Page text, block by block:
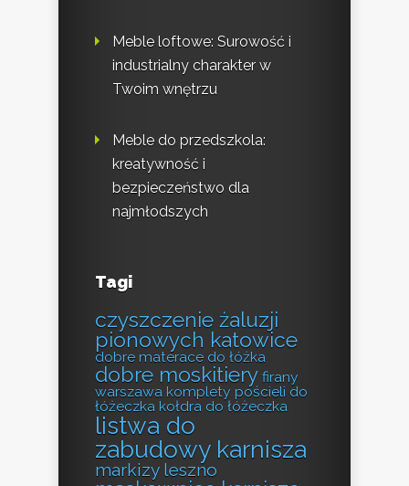
Meble loftowe: Surowość i
industrialny charakter w
Twoim wnętrzu
Meble do przedszkola:
kreatywność i
bezpieczeństwo dla
najmłodszych
Tagi
czyszczenie żaluzji
pionowych katowice
dobre materace do łóżka
dobre moskitiery firany
warszawa komplety pościeli do
łóżeczka kołdra do łóżeczka
listwa do
zabudowy karnisza
markizy leszno